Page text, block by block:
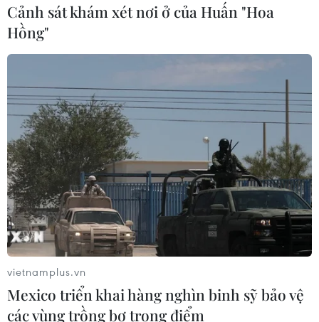
TIN CÙNG CHUYÊN MỤC
Cảnh sát khám xét nơi ở của Huấn "Hoa
Hồng"
vietnamplus.vn
Mexico triển khai hàng nghìn binh sỹ bảo vệ
các vùng trồng bơ trọng điểm